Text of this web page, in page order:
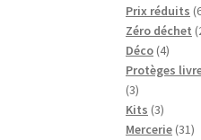
Prix réduits
Zéro déchet
Déco 44
Protèges
33
produits
Kits 33
produits
Mercerie 3131